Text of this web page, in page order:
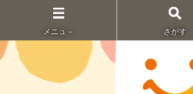
メニュ－ さがす